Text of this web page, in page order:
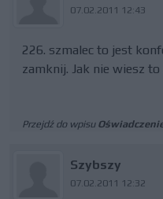
07.02.2011 12:43
226. szmalec to jest
zamknij. Jak nie wiesz
Przejdź do wpisu
Szybszy
07.02.2011 12:32